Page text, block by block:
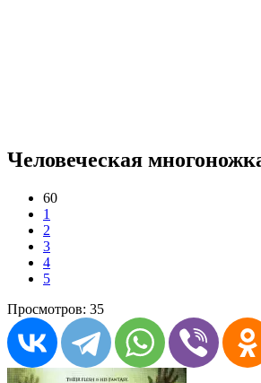
Человеческая
60
1
2
3
4
5
Просмотров: 35